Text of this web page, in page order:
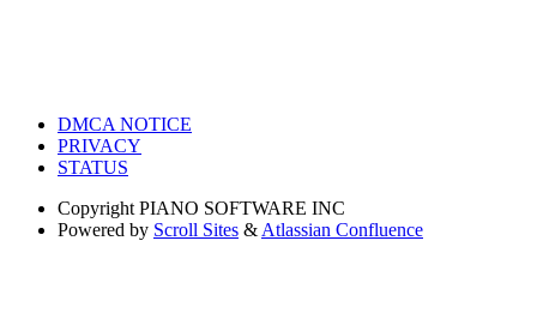
DMCA NOTICE
PRIVACY
STATUS
Copyright PIANO SOFTWARE INC
Powered by Scroll Sites & Atlassian Confluence